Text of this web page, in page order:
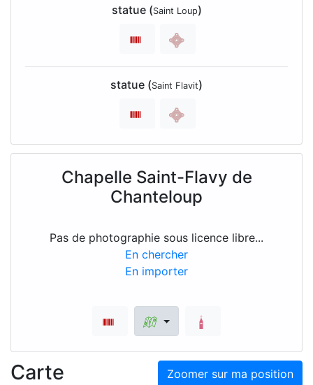
statue (Saint Loup)
statue (Saint Flavit)
Chapelle Saint-Flavy de
Chanteloup
Pas de photographie sous licence libre...
En chercher
En importer
Zoomer sur ma position
Carte